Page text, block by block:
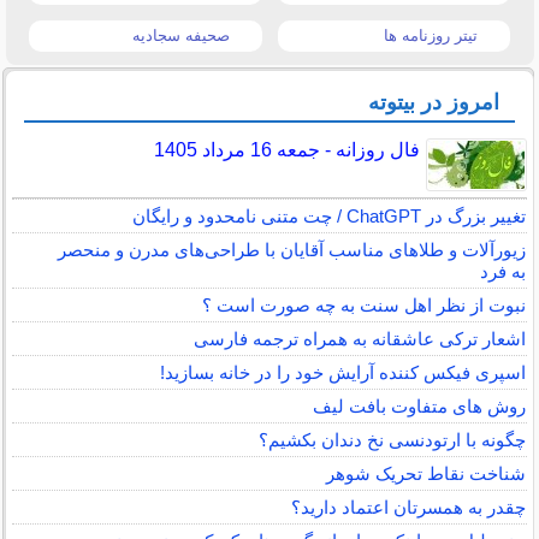
تیتر روزنامه ها صحیفه سجادیه
امروز در بیتوته
فال روزانه - جمعه 16 مرداد 1405
تغییر بزرگ در ChatGPT / چت متنی نامحدود و رایگان
زیورآلات و طلاهای مناسب آقایان با طراحی‌های مدرن و منحصر
به فرد
نبوت از نظر اهل سنت به چه صورت است ؟
اشعار ترکی عاشقانه به همراه ترجمه فارسی
اسپری فیکس کننده آرایش خود را در خانه بسازید!
روش های متفاوت بافت لیف
چگونه با ارتودنسی نخ دندان بکشیم؟
شناخت نقاط تحریک شوهر
چقدر به همسرتان اعتماد دارید؟